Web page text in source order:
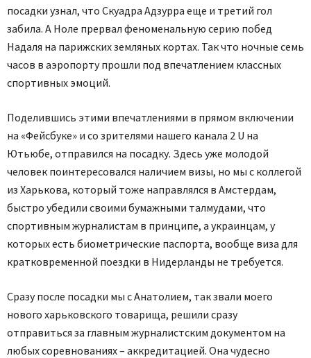
посадки узнал, что Скуадра Адзурра еще и третий гол
забила. А Ноле прервал феноменальную серию побед
Надаля на парижских земляных кортах. Так что ночные семь
часов в аэропорту прошли под впечатлением классных
спортивных эмоций.
Поделившись этими впечатлениями в прямом включении
на «Фейсбуке» и со зрителями нашего канала 2 U на
Ютьюбе, отправился на посадку. Здесь уже молодой
человек поинтересовался наличием визы, но мы с коллегой
из Харькова, который тоже направлялся в Амстердам,
быстро убедили своими бумажными талмудами, что
спортивным журналистам в принципе, а украинцам, у
которых есть биометрические паспорта, вообще виза для
кратковременной поездки в Нидерланды не требуется.
Сразу после посадки мы с Анатолием, так звали моего
нового харьковского товарища, решили сразу
отправиться за главным журналистским документом на
любых соревнованиях – аккредитацией. Она чудесно